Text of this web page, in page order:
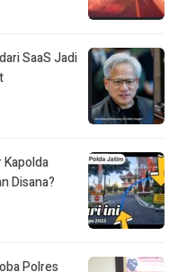
SaaS Jadi
Kapolda
Disana?
Polres